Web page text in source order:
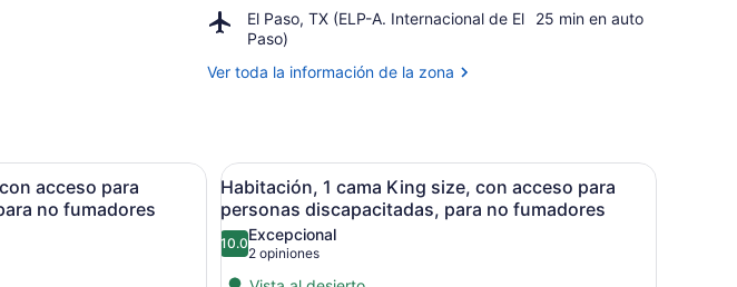
El
Paso
Park
Bliss
El Paso, TX (ELP-A. Internacional de El
Paso)
Airport,
El
TX
El
Paso)
‪25 min en auto‬
Ver toda la información de la zona
de hotel con cama, escritorio, televisión y zona de estar.
acceso para
no fumadores
Abrir
todas
las
fotos
de
Habitación de hotel con cama, mesita
3
Habitación, 1 cama King size, con acceso para
personas discapacitadas, para no fumadores
10.010.0 de 10
Excepcional
2 opiniones
(2
opiniones)